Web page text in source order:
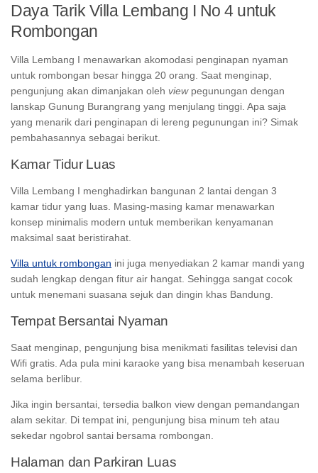
Daya Tarik Villa Lembang I No 4 untuk
Rombongan
Villa Lembang I menawarkan akomodasi penginapan nyaman
untuk rombongan besar hingga 20 orang. Saat menginap,
pengunjung akan dimanjakan oleh viewpegunungan dengan
lanskap Gunung Burangrang yang menjulang tinggi. Apa saja
yang menarik dari penginapan di lereng pegunungan ini? Simak
pembahasannya sebagai berikut.
Kamar Tidur Luas
Villa Lembang I menghadirkan bangunan 2 lantai dengan 3
kamar tidur yang luas. Masing-masing kamar menawarkan
konsep minimalis modern untuk memberikan kenyamanan
maksimal saat beristirahat.
Villa untuk rombongan ini juga menyediakan 2 kamar mandi yang
sudah lengkap dengan fitur air hangat. Sehingga sangat cocok
untuk menemani suasana sejuk dan dingin khas Bandung.
Tempat Bersantai Nyaman
Saat menginap, pengunjung bisa menikmati fasilitas televisi dan
Wifi gratis. Ada pula mini karaoke yang bisa menambah keseruan
selama berlibur.
Jika ingin bersantai, tersedia balkon view dengan pemandangan
alam sekitar. Di tempat ini, pengunjung bisa minum teh atau
sekedar ngobrol santai bersama rombongan.
Halaman dan Parkiran Luas